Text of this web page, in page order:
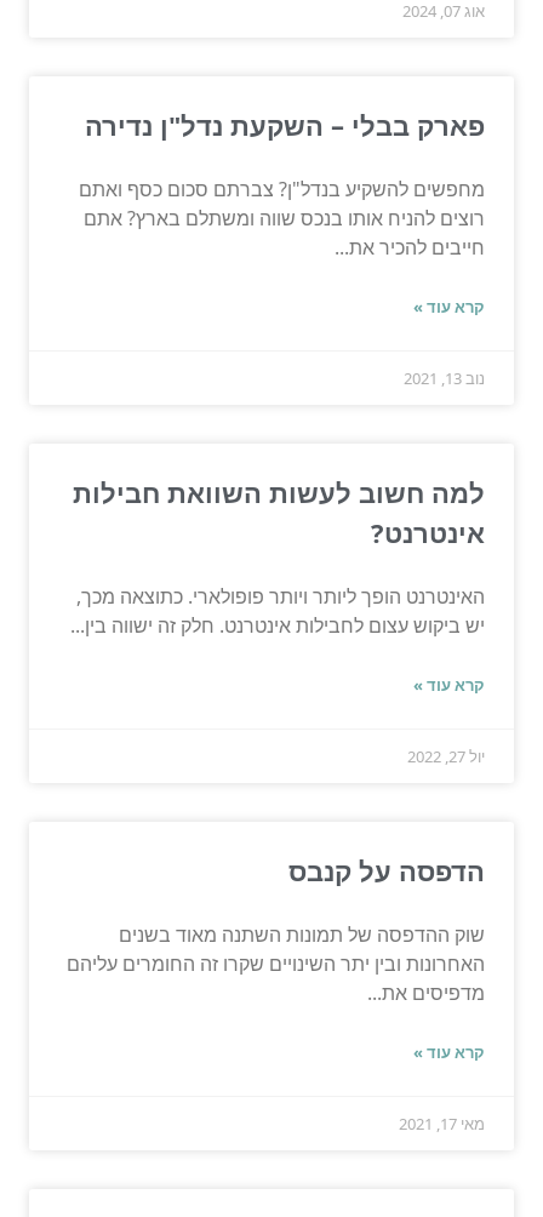
אוג 07, 2024
פארק בבלי – השקעת נדל"ן נדירה
מחפשים להשקיע בנדל"ן? צברתם סכום כסף ואתם
רוצים להניח אותו בנכס שווה ומשתלם בארץ? אתם
חייבים להכיר את...
קרא עוד »
נוב 13, 2021
למה חשוב לעשות השוואת חבילות
אינטרנט?
האינטרנט הופך ליותר ויותר פופולארי. כתוצאה מכך,
יש ביקוש עצום לחבילות אינטרנט. חלק זה ישווה בין...
קרא עוד »
יול 27, 2022
הדפסה על קנבס
שוק ההדפסה של תמונות השתנה מאוד בשנים
האחרונות ובין יתר השינויים שקרו זה החומרים עליהם
מדפיסים את...
קרא עוד »
מאי 17, 2021